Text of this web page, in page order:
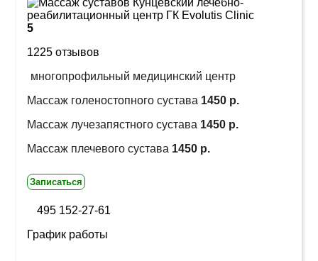
5
1225 отзывов
многопрофильный медицинский центр
Массаж голеностопного сустава 1450 р.
Массаж лучезапястного сустава 1450 р.
Массаж плечевого сустава 1450 р.
Записаться
495 152-27-61
График работы